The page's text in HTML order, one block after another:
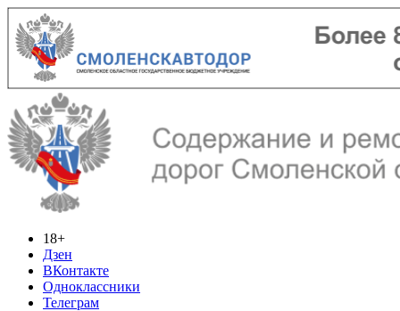
18+
Дзен
ВКонтакте
Одноклассники
Телеграм